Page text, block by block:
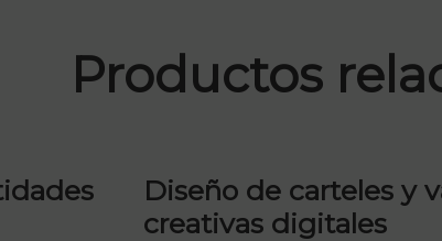
Productos
Diseño de carteles y
creativas digitales